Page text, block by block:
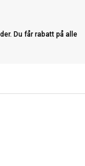
Du får rabatt på alle